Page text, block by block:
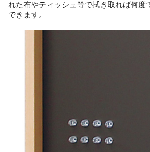
れた布やティッシュ等で拭き取れば何度
できます。